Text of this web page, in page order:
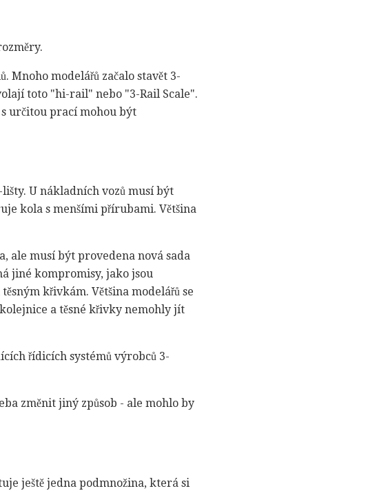
Mnoho modelářů začalo stavět 3-
toto "hi-rail" nebo "3-Rail Scale".
určitou prací mohou být
U nákladních vozů musí být
kola s menšími přírubami. Většina
ale musí být provedena nová sada
jiné kompromisy, jako jsou
křivkám. Většina modelářů se
a těsné křivky nemohly jít
řídicích systémů výrobců 3-
změnit jiný způsob - ale mohlo by
ještě jedna podmnožina, která si